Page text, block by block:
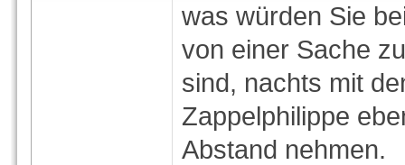
was würden Sie
von einer Sache
sind, nachts mit
Zappelphilippe
Abstand nehmen.